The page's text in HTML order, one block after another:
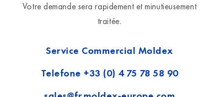
Votre demande sera rapidement et minutieusement
traitée.
Service Commercial Moldex
Telefone +33 (0) 4 75 78 58 90